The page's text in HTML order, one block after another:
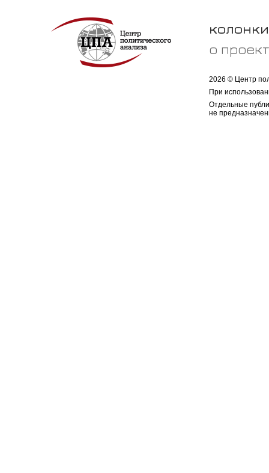
колонки
о
2026 © Центр
При
Отдельные
не